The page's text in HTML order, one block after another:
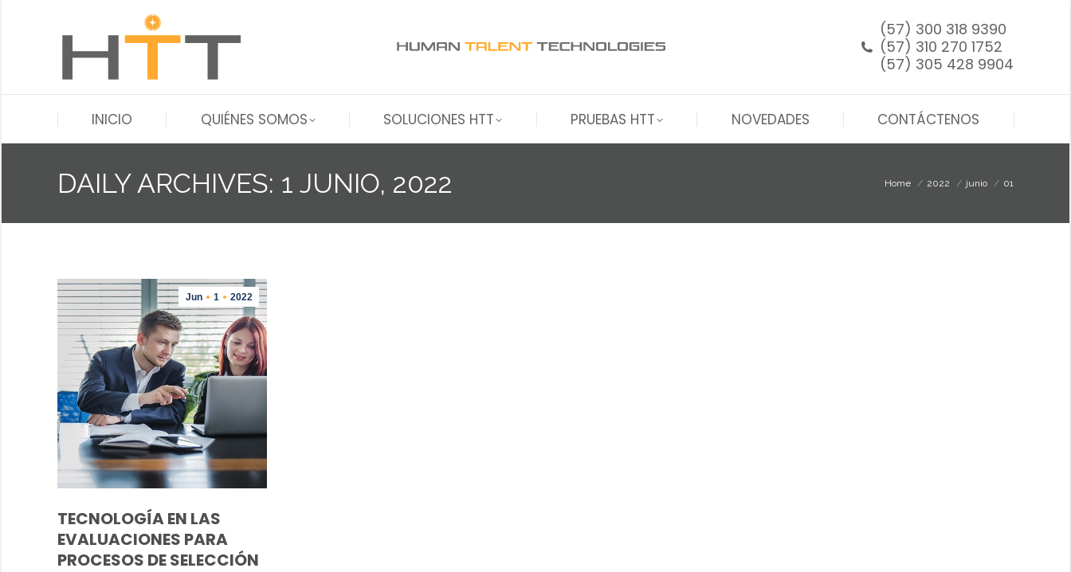
(57) 300 318 9390
(57) 310 270 1752
(57) 305 428 9904
INICIO QUIÉNES SOMOS SOLUCIONES HTT PRUEBAS HTT NOVEDADES CONTÁCTENOS
DAILY ARCHIVES: 1 JUNIO, 2022 You are here:
Home 2022 junio 01
Jun 1 2022
TECNOLOGÍA EN LAS
EVALUACIONES PARA
PROCESOS DE SELECCIÓN
INICIO CONTÁCTENOS